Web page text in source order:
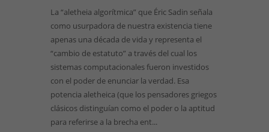
La “aletheia algorítmica” que Éric Sadin señala
como usurpadora de nuestra existencia tiene
apenas una década de vida y representa el
“cambio de estatuto” a través del cual los
sistemas computacionales fueron investidos
con el poder de enunciar la verdad. Esa
potencia aletheica (que los pensadores griegos
clásicos distinguían como el poder o la aptitud
para referirse a la brecha ent...